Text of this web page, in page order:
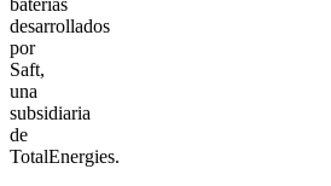
baterías
desarrollados
por
Saft,
una
subsidiaria
de
TotalEnergies.